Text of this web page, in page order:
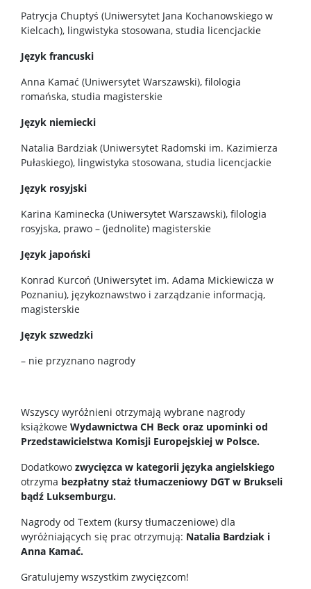
Patrycja Chuptyś (Uniwersytet Jana Kochanowskiego w
Kielcach), lingwistyka stosowana, studia licencjackie
Język francuski
Anna Kamać (Uniwersytet Warszawski), filologia
romańska, studia magisterskie
Język niemiecki
Natalia Bardziak (Uniwersytet Radomski im. Kazimierza
Pułaskiego), lingwistyka stosowana, studia licencjackie
Język rosyjski
Karina Kaminecka (Uniwersytet Warszawski), filologia
rosyjska, prawo – (jednolite) magisterskie
Język japoński
Konrad Kurcoń (Uniwersytet im. Adama Mickiewicza w
Poznaniu), językoznawstwo i zarządzanie informacją,
magisterskie
Język szwedzki
– nie przyznano nagrody
Wszyscy wyróżnieni otrzymają wybrane nagrody
książkowe Wydawnictwa CH Beck oraz upominki od
Przedstawicielstwa Komisji Europejskiej w Polsce.
Dodatkowo zwycięzca w kategorii języka angielskiego
otrzyma bezpłatny staż tłumaczeniowy DGT w Brukseli
bądź Luksemburgu.
Nagrody od Textem (kursy tłumaczeniowe) dla
wyróżniających się prac otrzymują: Natalia Bardziak i
Anna Kamać.
Gratulujemy wszystkim zwycięzcom!